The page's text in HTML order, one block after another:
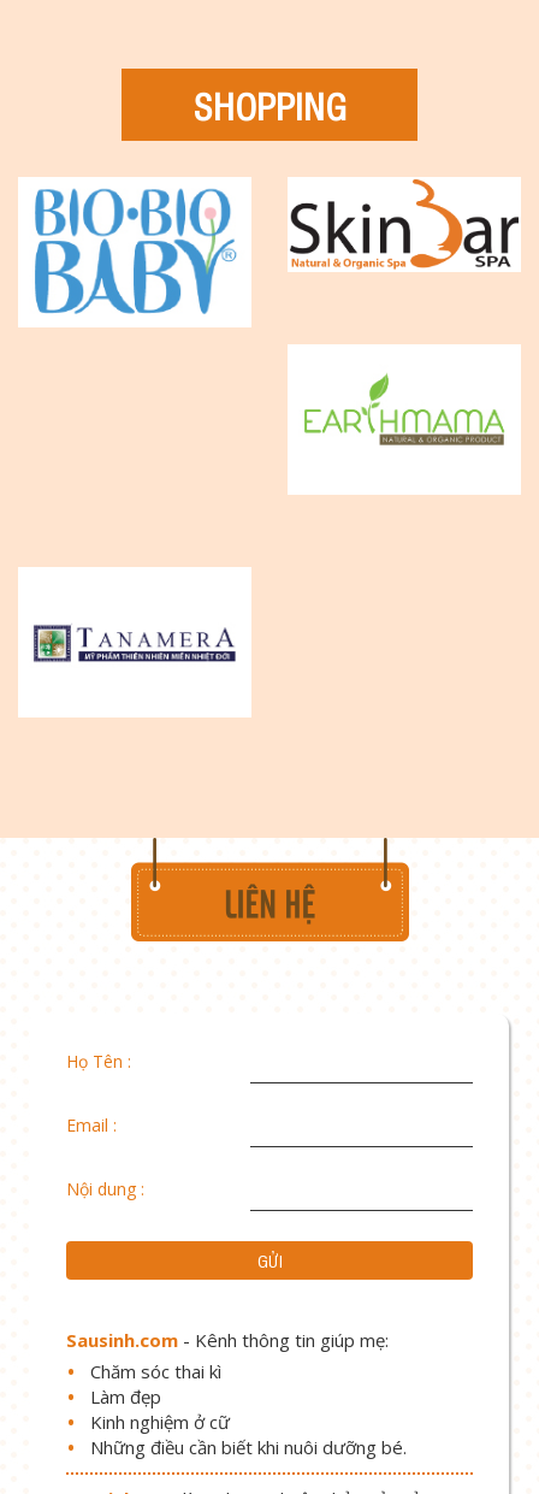
SHOPPING
Họ Tên :
Email :
Nội dung :
Sausinh.com - Kênh thông tin giúp mẹ:
Chăm sóc thai kì
Làm đẹp
Kinh nghiệm ở cữ
Những điều cần biết khi nuôi dưỡng bé.